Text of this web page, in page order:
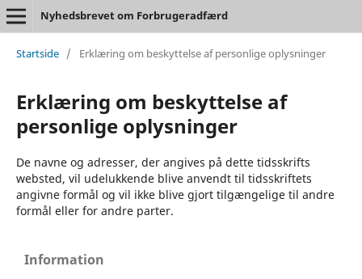
Nyhedsbrevet om Forbrugeradfærd
Startside / Erklæring om beskyttelse af personlige oplysninger
Erklæring om beskyttelse af
personlige oplysninger
De navne og adresser, der angives på dette tidsskrifts
websted, vil udelukkende blive anvendt til tidsskriftets
angivne formål og vil ikke blive gjort tilgængelige til andre
formål eller for andre parter.
Information